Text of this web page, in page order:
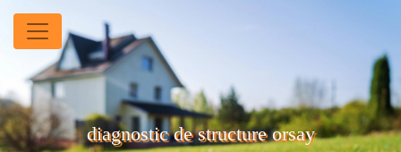
Panneau de gestion des cookies
diagnostic de structure orsay